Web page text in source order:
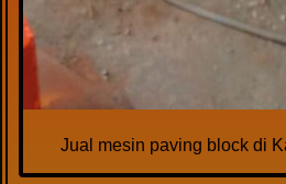
Jual mesin paving block di